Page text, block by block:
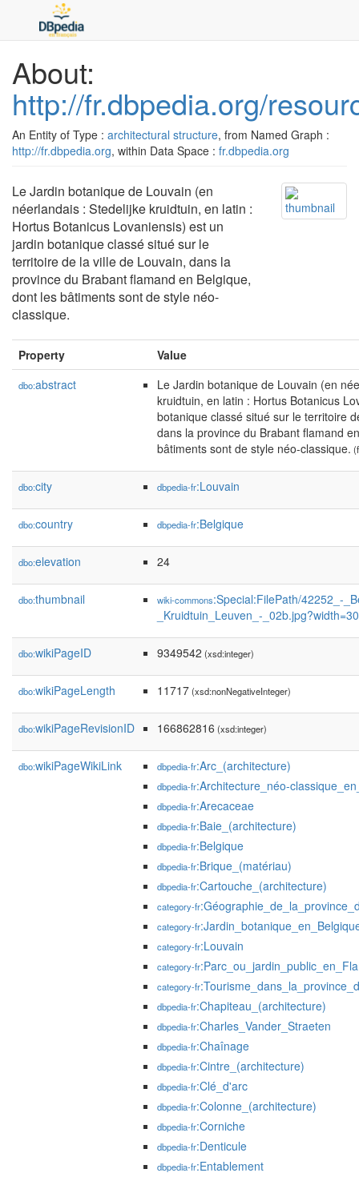
About:
http://fr.dbpedia.org/
An Entity of Type : architectural structure, from Named Graph :
http://fr.dbpedia.org, within Data Space : fr.dbpedia.org
Le Jardin botanique de Louvain (en
néerlandais : Stedelijke kruidtuin, en latin :
Hortus Botanicus Lovaniensis) est un
jardin botanique classé situé sur le
territoire de la ville de Louvain, dans la
province du Brabant flamand en Belgique,
dont les bâtiments sont de style néo-
classique.
Property Value
dbo:abstract
Le Jardin botanique de Louvain (en
kruidtuin, en latin : Hortus Botanicus
botanique classé situé sur le territoire
dans la province du Brabant flamand
bâtiments sont de style néo-classique.
dbo:city dbpedia-fr:Louvain
dbo:country dbpedia-fr:Belgique
dbo:elevation 24
dbo:thumbnail wiki-commons:Special:FilePath/42252_-
_Kruidtuin_Leuven_-
dbo:wikiPageID 9349542 (xsd:integer)
dbo:wikiPageLength 11717(xsd:nonNegativeInteger)
dbo:wikiPageRevisionID 166862816 (xsd:integer)
dbo:wikiPageWikiLink dbpedia-fr:Arc_(architecture)
dbpedia-fr:Architecture_néo-
dbpedia-fr:Arecaceae
dbpedia-fr:Baie_(architecture)
dbpedia-fr:Belgique
dbpedia-fr:Brique_(matériau)
dbpedia-fr:Cartouche_(architecture)
category-fr
category-fr
category-fr:Louvain
category-fr
category-fr
dbpedia-fr:Chapiteau_(architecture)
dbpedia-fr:Charles_Vander_Straeten
dbpedia-fr:Chaînage
dbpedia-fr:Cintre_(architecture)
dbpedia-fr:Clé_d'arc
dbpedia-fr:Colonne_(architecture)
dbpedia-fr:Corniche
dbpedia-fr:Denticule
dbpedia-fr:Entablement